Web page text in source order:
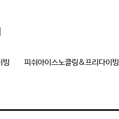
빙 피쉬아이스노클링&프리다이빙